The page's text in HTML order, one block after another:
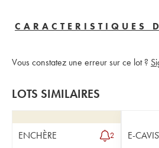
CARACTERISTIQUES
Vous constatez une erreur sur ce lot ?
LOTS SIMILAIRES
ENCHÈRE 2 E-